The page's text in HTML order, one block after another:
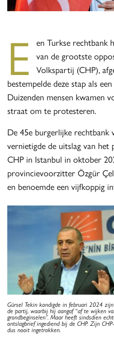
E
en Turkse rechtbank
van de grootste
Volkspartij (CHP),
bestempelde deze stap als
Duizenden mensen kwamen
straat om te protesteren.
De 45e burgerlijke rechtbank
vernietigde de uitslag van het
CHP in Istanbul in oktober
provincievoorzitter Özgür
en benoemde een vijfkoppig
Gürsel Tekin kondigde in februari 2024
de partij, waarbij hij aangaf “af te wijken
grondbeginselen”. Maar heeft sindsdien
ontslagbrief ingediend bij de CHP. Zijn
dus nooit ingetrokken.